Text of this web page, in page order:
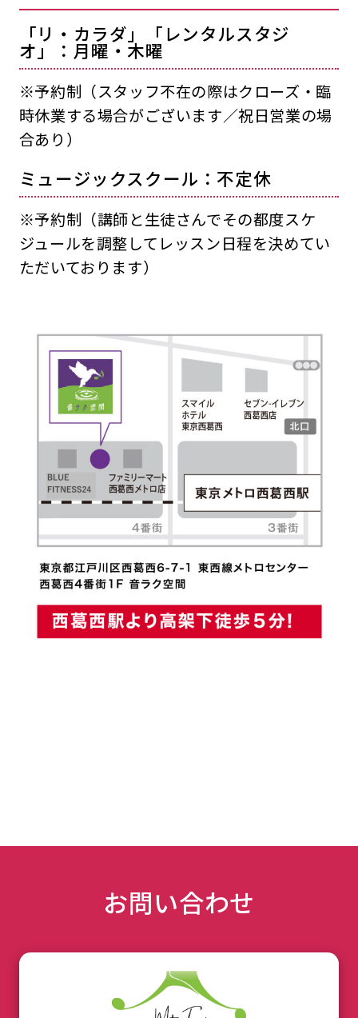
「リ・カラダ」「レンタルスタジ
オ」：月曜・木曜
※予約制（スタッフ不在の際はクローズ・臨
時休業する場合がございます／祝日営業の場
合あり）
ミュージックスクール：不定休
※予約制（講師と生徒さんでその都度スケ
ジュールを調整してレッスン日程を決めてい
ただいております）
お問い合わせ